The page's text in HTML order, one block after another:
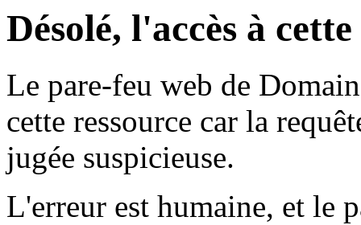
Désolé, l'accès à
Le pare-feu web de
cette ressource car la
jugée suspicieuse.
L'erreur est humaine, et le